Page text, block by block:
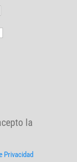
la
Privacidad